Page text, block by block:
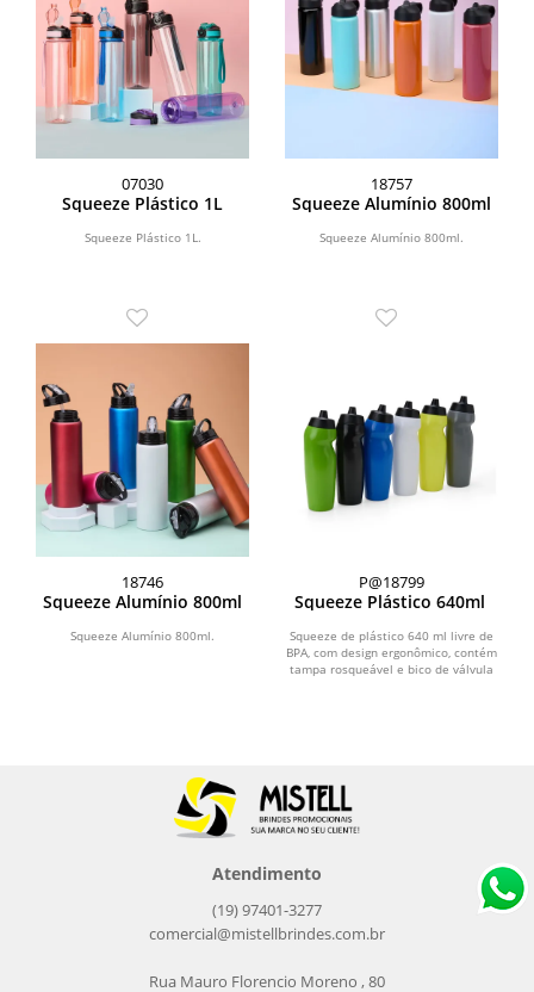
07030
Squeeze Plástico 1L
Squeeze Plástico 1L.
18757
Squeeze Alumínio 800ml
Squeeze Alumínio 800ml.
18746
Squeeze Alumínio 800ml
Squeeze Alumínio 800ml.
P@18799
Squeeze Plástico 640ml
Squeeze de plástico 640 ml livre de
BPA, com design ergonômico, contém
tampa rosqueável e bico de válvula
Atendimento
(19) 97401-3277
comercial@mistellbrindes.com.br
Rua Mauro Florencio Moreno , 80